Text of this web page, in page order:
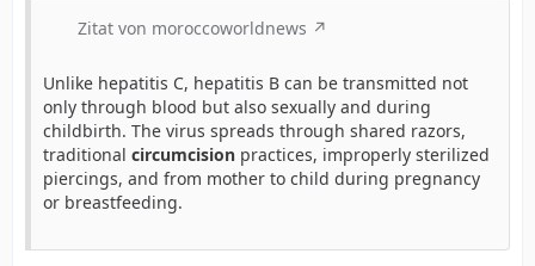
Zitat von moroccoworldnews
Unlike hepatitis C, hepatitis B can be transmitted not
only through blood but also sexually and during
childbirth. The virus spreads through shared razors,
traditional circumcision practices, improperly sterilized
piercings, and from mother to child during pregnancy
or breastfeeding.